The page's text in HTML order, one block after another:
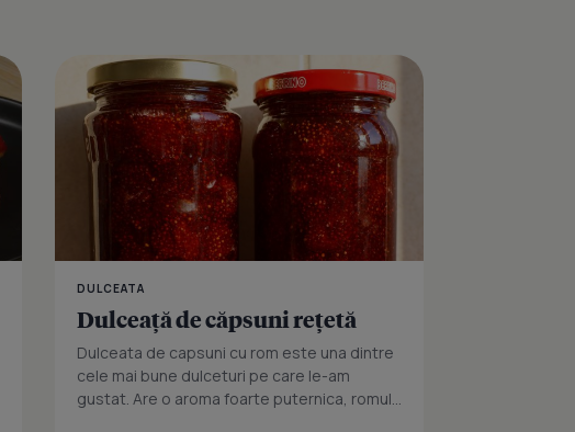
Desert prajitura cu capsuni Reteta rapida si
DULCEATA
Dulceaţă de căpsuni reţetă
Dulceata de capsuni cu rom este una dintre
cele mai bune dulceturi pe care le-am
gustat. Are o aroma foarte puternica, romul...